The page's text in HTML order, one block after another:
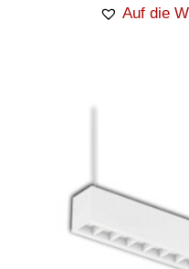
Auf die